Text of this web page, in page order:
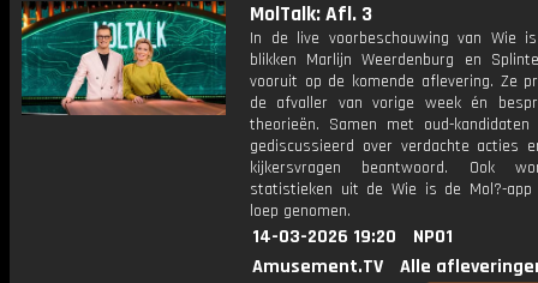
MolTalk: Afl. 3
In de live voorbeschouwing van Wie
blikken Marlijn Weerdenburg en
vooruit op de komende aflevering. Ze
de afvaller van vorige week én
theorieën. Samen met oud-
gediscussieerd over verdachte acties
kijkersvragen beantwoord. Ook
statistieken uit de Wie is de Mol?-app
loep genomen.
14-03-2026 19:20
NPO1
Amusement.TV
Alle